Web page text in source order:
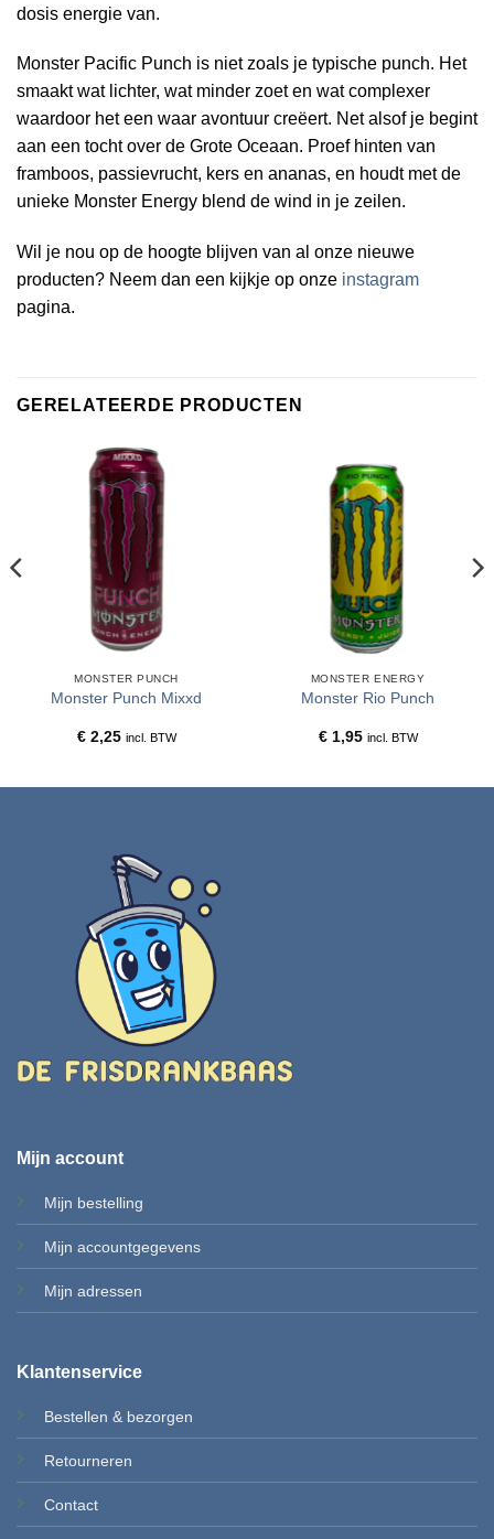
dosis energie van.
Monster Pacific Punch is niet zoals je typische punch. Het
smaakt wat lichter, wat minder zoet en wat complexer
waardoor het een waar avontuur creëert. Net alsof je begint
aan een tocht over de Grote Oceaan. Proef hinten van
framboos, passievrucht, kers en ananas, en houdt met de
unieke Monster Energy blend de wind in je zeilen.
Wil je nou op de hoogte blijven van al onze nieuwe
producten? Neem dan een kijkje op onze instagram
pagina.
GERELATEERDE PRODUCTEN
MONSTER PUNCH
Monster Punch Mixxd
€2,25 incl. BTW
MONSTER ENERGY
Monster Rio Punch
€1,95 incl. BTW
Mijn account
Mijn bestelling
Mijn accountgegevens
Mijn adressen
Klantenservice
Bestellen & bezorgen
Retourneren
Contact